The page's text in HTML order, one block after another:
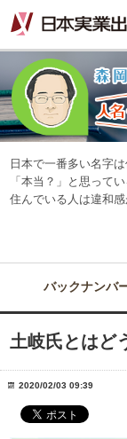
日本で一番多い名字
「本当？」と思って
住んでいる人は違和
交通が便利になって
思っています。
バックナンバ
土岐氏とはど
2020/02/03 09:39